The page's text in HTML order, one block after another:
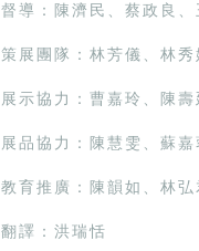
督導：陳濟民、蔡政良
策展團隊：林芳儀、林
展示協力：曹嘉玲、陳壽
展品協力：陳慧雯、蘇
教育推廣：陳韻如、林
翻譯：洪瑞恬